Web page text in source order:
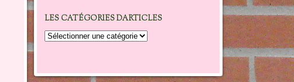
LES CATÉGORIES DARTICLES
Les